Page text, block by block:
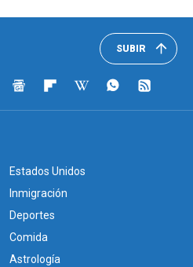
SUBIR
Estados Unidos
Inmigración
Deportes
Comida
Astrología